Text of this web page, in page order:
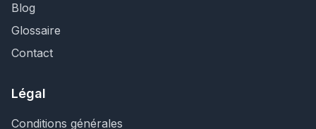
Blog
Glossaire
Contact
Légal
Conditions générales